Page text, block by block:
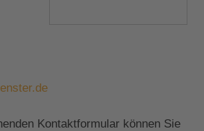
Kontaktformular können Sie